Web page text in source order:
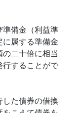
備金（利益準
属する準備金
二十倍に相当
することがで
た債券の借換